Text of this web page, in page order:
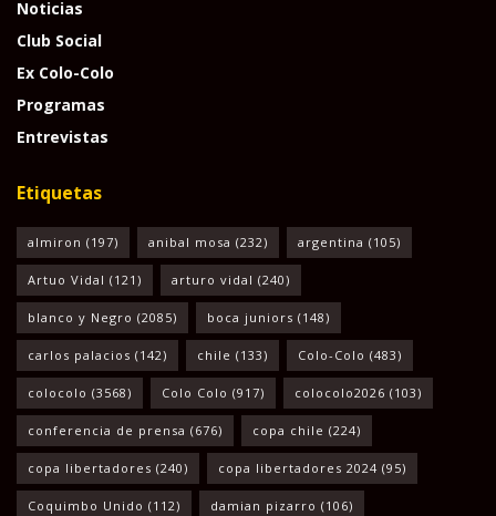
Noticias
Club Social
Ex Colo-Colo
Programas
Entrevistas
Etiquetas
almiron (197) anibal mosa (232) argentina (105)
Artuo Vidal (121) arturo vidal (240)
blanco y Negro (2085) boca juniors (148)
carlos palacios (142) chile (133) Colo-Colo (483)
colocolo (3568) Colo Colo (917) colocolo2026 (103)
conferencia de prensa (676) copa chile (224)
copa libertadores (240) copa libertadores 2024 (95)
Coquimbo Unido (112) damian pizarro (106)